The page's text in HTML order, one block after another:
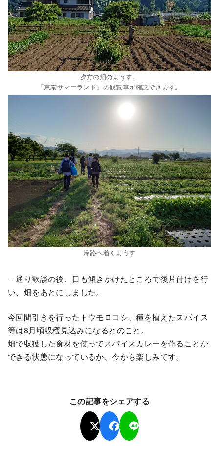
夕方の畑のようす。
「東京サマーランド」の観覧車が確認できます。
帰路へ着くようす
一通り歓談の後、日も傾きかけたところで後片付けを行
い、畑をあとにしました。
今回間引きを行ったトウモロコシ、種を植えたスパイス
等は8月頃収穫見込みになるとのこと。
畑で収穫した食材を使ってスパイスカレーを作ることが
できる状態になっているか、今から楽しみです。
この記事をシェアする